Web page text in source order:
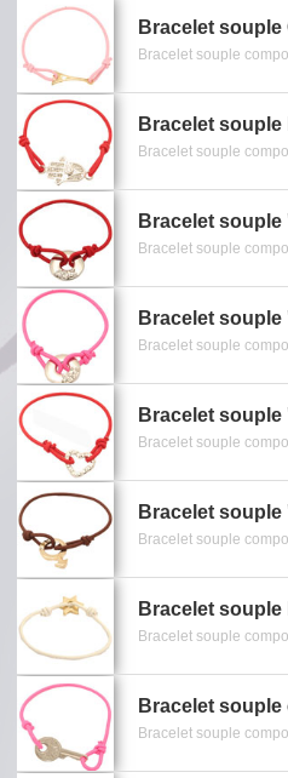
Bracelet
Bracelet
Bracelet
Bracelet
Bracelet souple
Bracelet souple